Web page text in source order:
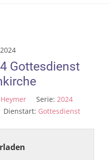
Gottesdienst
Serie: 2024
Dienstart: Gottesdienst